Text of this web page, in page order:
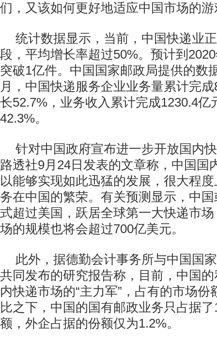
们，又该如何更好地适应中国市场的
统计数据显示，当前，中国快递业
段，平均增长率超过50%。预计到
突破1亿件。中国国家邮政局提供的数
月，中国快递服务企业业务量累计完
长52.7%，业务收入累计完成1230.4亿
42.3%。
针对中国政府宣布进一步开放国内
路透社9月24日发表的文章称，中国国
以能够实现如此迅猛的发展，很大程
务在中国的繁荣。有关预测显示，中
式超过美国，跃居全球第一大快递市
场的规模也将会超过700亿美元。
此外，据德勤会计事务所与中国国
共同发布的研究报告称，目前，中国
内快递市场的“主力军”，占有的市场份
比之下，中国的国有邮政业务只占据
额，外企占据的份额仅为1.2%。